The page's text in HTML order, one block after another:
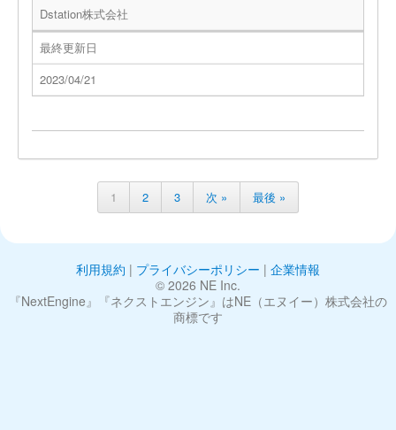
Dstation株式会社
最終更新日
2023/04/21
1 2 3 次 » 最後 »
利用規約 | プライバシーポリシー | 企業情報
©︎ 2026 NE Inc.
『NextEngine』『ネクストエンジン』はNE（エヌイー）株式会社の
商標です